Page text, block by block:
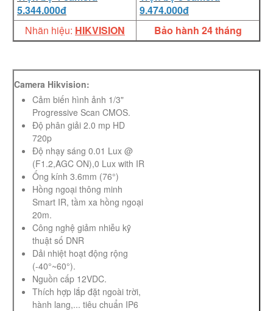
5.344.000đ
9.474.000đ
Nhãn hiệu: HIKVISION Bảo hành 24 tháng
Camera Hikvision:
Cảm biến hình ảnh 1/3"
Progressive Scan CMOS.
Độ phân giải 2.0 mp HD
720p
Độ nhạy sáng 0.01 Lux @
(F1.2,AGC ON),0 Lux with IR
Ống kính 3.6mm (76°)
Hồng ngoại thông minh
Smart IR, tầm xa hồng ngoại
20m.
Công nghệ giảm nhiễu kỹ
thuật số DNR
Dải nhiệt hoạt động rộng
(-40°~60°).
Nguồn cấp 12VDC.
Thích hợp lắp đặt ngoài trời,
hành lang,... tiêu chuẩn IP6